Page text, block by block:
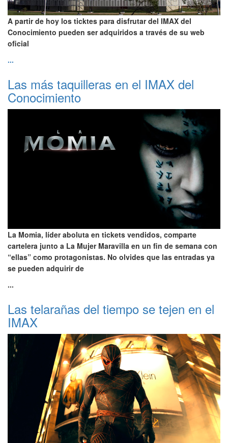
A partir de hoy los ticktes para disfrutar del IMAX del
Conocimiento pueden ser adquiridos a través de su web
oficial
...
Las más taquilleras en el IMAX del
Conocimiento
La Momia, líder aboluta en tickets vendidos, comparte
cartelera junto a La Mujer Maravilla en un fin de semana con
“ellas” como protagonistas. No olvides que las entradas ya
se pueden adquirir de
...
Las telarañas del tiempo se tejen en el
IMAX